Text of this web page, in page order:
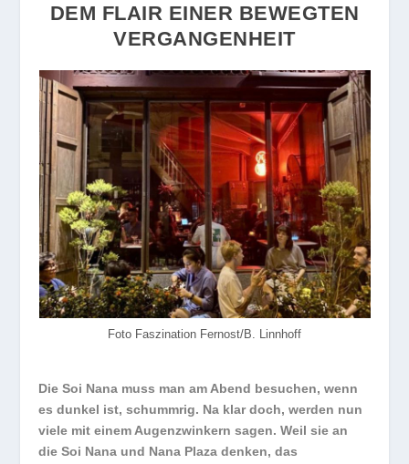
DEM FLAIR EINER BEWEGTEN
VERGANGENHEIT
Foto Faszination Fernost/B. Linnhoff
Die Soi Nana muss man am Abend besuchen, wenn
es dunkel ist, schummrig. Na klar doch, werden nun
viele mit einem Augenzwinkern sagen. Weil sie an
die Soi Nana und Nana Plaza denken, das